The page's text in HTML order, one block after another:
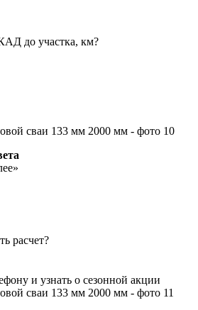
до участка, км?
расчет?
и узнать о сезонной акции